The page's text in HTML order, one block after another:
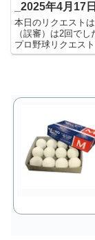
_2025年4月17日
本日のリクエスト
（誤審）は2回で
プロ野球リクエス
定）成績を記録集
これで18.6%。リク
回、成功8回、失敗
した。 【リクエス